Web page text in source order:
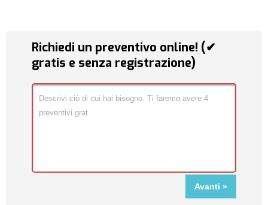
Richiedi un preventivo online! (✔
gratis e senza registrazione)